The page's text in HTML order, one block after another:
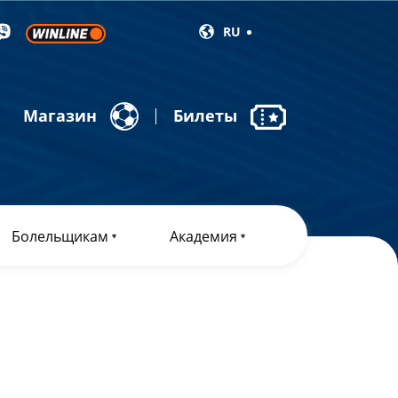
RU
Магазин Билеты
Болельщикам Академия